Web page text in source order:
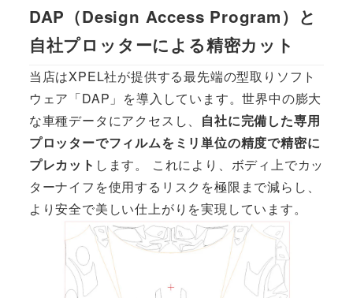
DAP（Design Access Program）と
自社プロッターによる精密カット
当店はXPEL社が提供する最先端の型取りソフト
ウェア「DAP」を導入しています。世界中の膨大
な車種データにアクセスし、 自社に完備した専用
プロッターでフィルムをミリ単位の精度で精密に
プレカット します。 これにより、ボディ上でカッ
ターナイフを使用するリスクを極限まで減らし、
より安全で美しい仕上がりを実現しています。